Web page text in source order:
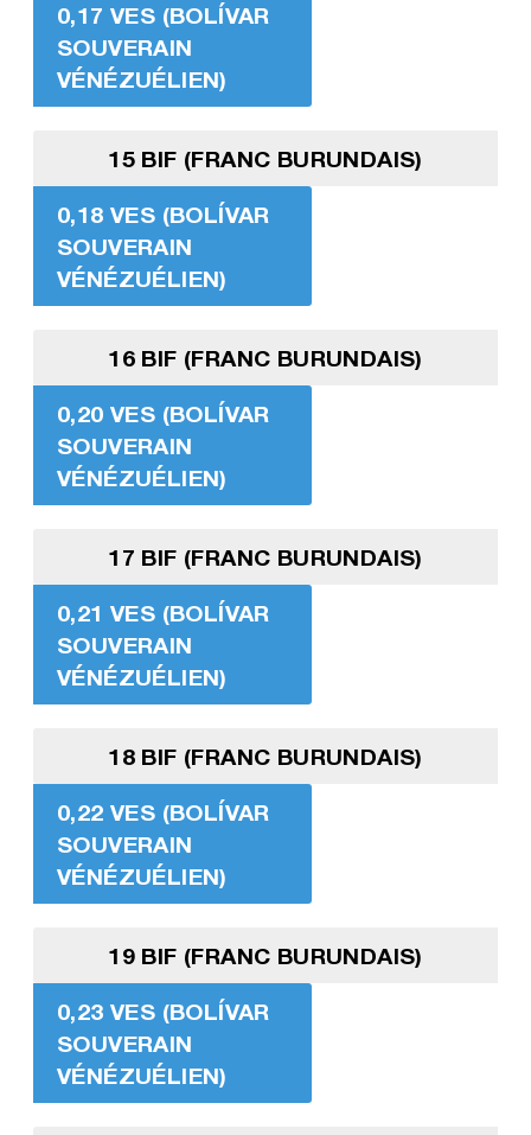
0,17 VES (BOLÍVAR
SOUVERAIN
VÉNÉZUÉLIEN)
15 BIF (FRANC BURUNDAIS)
0,18 VES (BOLÍVAR
SOUVERAIN
VÉNÉZUÉLIEN)
16 BIF (FRANC BURUNDAIS)
0,20 VES (BOLÍVAR
SOUVERAIN
VÉNÉZUÉLIEN)
17 BIF (FRANC BURUNDAIS)
0,21 VES (BOLÍVAR
SOUVERAIN
VÉNÉZUÉLIEN)
18 BIF (FRANC BURUNDAIS)
0,22 VES (BOLÍVAR
SOUVERAIN
VÉNÉZUÉLIEN)
19 BIF (FRANC BURUNDAIS)
0,23 VES (BOLÍVAR
SOUVERAIN
VÉNÉZUÉLIEN)